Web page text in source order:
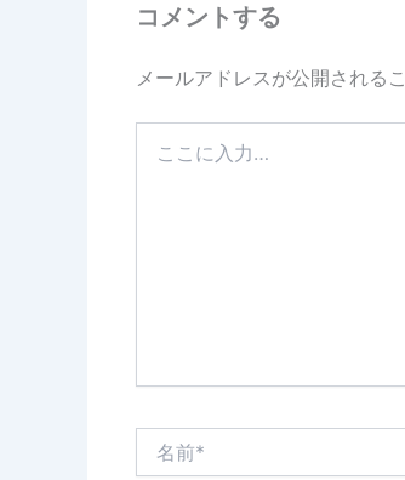
コメントする
メールアドレスが公開される